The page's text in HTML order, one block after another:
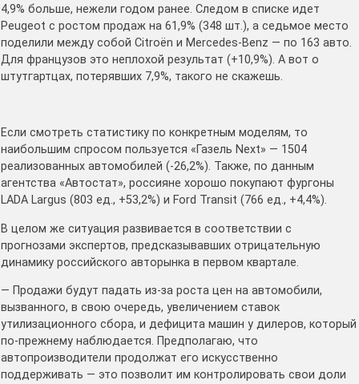
4,9% больше, нежели годом ранее. Следом в списке идет
Peugeot с ростом продаж на 61,9% (348 шт.), а седьмое место
поделили между собой Citroёn и Mercedes-Benz — по 163 авто.
Для французов это неплохой результат (+10,9%). А вот о
штутгартцах, потерявших 7,9%, такого не скажешь.
Если смотреть статистику по конкретным моделям, то
наибольшим спросом пользуется «Газель Next» — 1504
реализованных автомобилей (-26,2%). Также, по данным
агентства «Автостат», россияне хорошо покупают фургоны
LADA Largus (803 ед., +53,2%) и Ford Transit (766 ед., +4,4%).
В целом же ситуация развивается в соответствии с
прогнозами экспертов, предсказывавших отрицательную
динамику российского авторынка в первом квартале.
— Продажи будут падать из-за роста цен на автомобили,
вызванного, в свою очередь, увеличением ставок
утилизационного сбора, и дефицита машин у дилеров, который
по-прежнему наблюдается. Предполагаю, что
автопроизводители продолжат его искусственно
поддерживать — это позволит им контролировать свои доли